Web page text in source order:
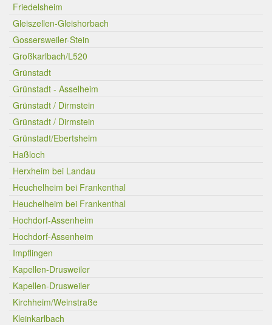
Friedelsheim
Gleiszellen-Gleishorbach
Gossersweiler-Stein
Großkarlbach/L520
Grünstadt
Grünstadt - Asselheim
Grünstadt / Dirmstein
Grünstadt / Dirmstein
Grünstadt/Ebertsheim
Haßloch
Herxheim bei Landau
Heuchelheim bei Frankenthal
Heuchelheim bei Frankenthal
Hochdorf-Assenheim
Hochdorf-Assenheim
Impflingen
Kapellen-Drusweiler
Kapellen-Drusweiler
Kirchheim/Weinstraße
Kleinkarlbach